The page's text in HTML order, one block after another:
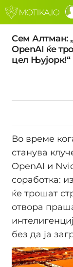
Сем Алтман:
OpenAI ќе
цел Њујорк!“
Во време
станува
OpenAI и
соработка:
ќе трошат
отвора
без да ја